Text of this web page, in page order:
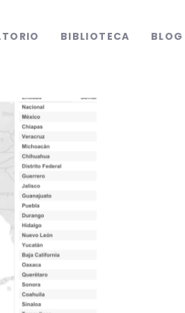
BIBLIOTECA BLOG